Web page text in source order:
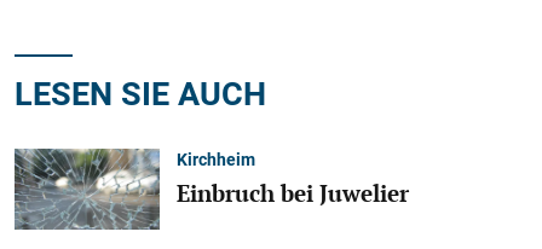
LESEN SIE AUCH
Kirchheim
Einbruch bei Juwelier